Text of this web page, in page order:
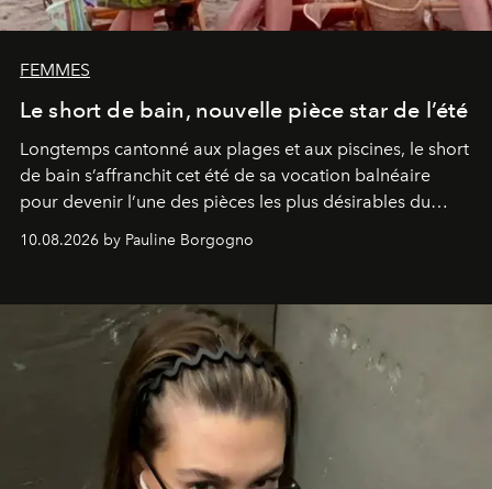
FEMMES
Le short de bain, nouvelle pièce star de l’été
Longtemps cantonné aux plages et aux piscines, le short
de bain s’affranchit cet été de sa vocation balnéaire
pour devenir l’une des pièces les plus désirables du
10.08.2026 by Pauline Borgogno